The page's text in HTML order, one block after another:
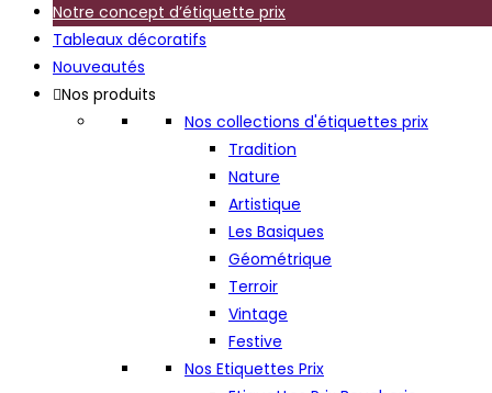
Notre concept d’étiquette prix
Tableaux décoratifs
Nouveautés
Nos produits
Nos collections d'étiquettes prix
Tradition
Nature
Artistique
Les Basiques
Géométrique
Terroir
Vintage
Festive
Nos Etiquettes Prix